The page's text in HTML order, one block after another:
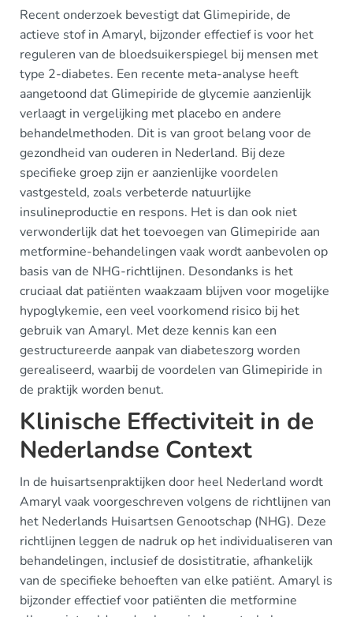
Recent onderzoek bevestigt dat Glimepiride, de
actieve stof in Amaryl, bijzonder effectief is voor het
reguleren van de bloedsuikerspiegel bij mensen met
type 2-diabetes. Een recente meta-analyse heeft
aangetoond dat Glimepiride de glycemie aanzienlijk
verlaagt in vergelijking met placebo en andere
behandelmethoden. Dit is van groot belang voor de
gezondheid van ouderen in Nederland. Bij deze
specifieke groep zijn er aanzienlijke voordelen
vastgesteld, zoals verbeterde natuurlijke
insulineproductie en respons. Het is dan ook niet
verwonderlijk dat het toevoegen van Glimepiride aan
metformine-behandelingen vaak wordt aanbevolen op
basis van de NHG-richtlijnen. Desondanks is het
cruciaal dat patiënten waakzaam blijven voor mogelijke
hypoglykemie, een veel voorkomend risico bij het
gebruik van Amaryl. Met deze kennis kan een
gestructureerde aanpak van diabeteszorg worden
gerealiseerd, waarbij de voordelen van Glimepiride in
de praktijk worden benut.
Klinische Effectiviteit in de
Nederlandse Context
In de huisartsenpraktijken door heel Nederland wordt
Amaryl vaak voorgeschreven volgens de richtlijnen van
het Nederlands Huisartsen Genootschap (NHG). Deze
richtlijnen leggen de nadruk op het individualiseren van
behandelingen, inclusief de dosistitratie, afhankelijk
van de specifieke behoeften van elke patiënt. Amaryl is
bijzonder effectief voor patiënten die metformine